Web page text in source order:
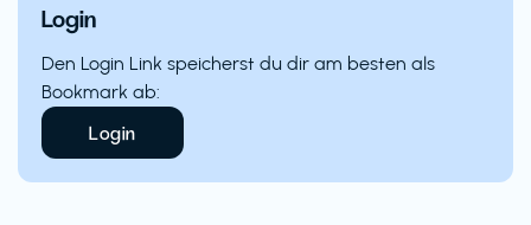
Login
Den Login Link speicherst du dir am besten als
Bookmark ab:
Login